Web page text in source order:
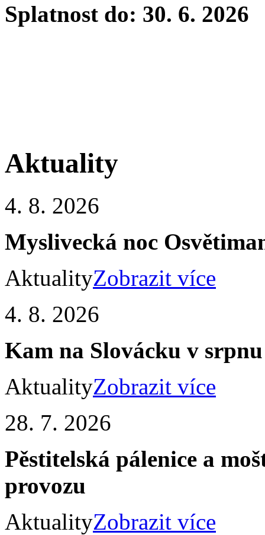
Splatnost do: 30. 6. 2026
Aktuality
4. 8. 2026
Myslivecká noc
AktualityZobrazit více
4. 8. 2026
Kam na Slovácku v srpnu
AktualityZobrazit více
28. 7. 2026
Pěstitelská pálenice a
provozu
AktualityZobrazit více